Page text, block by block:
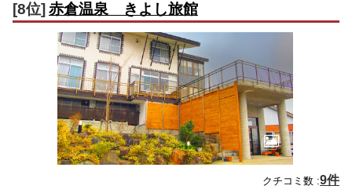
[8位] 赤倉温泉 きよし旅館
クチコミ数 :9件